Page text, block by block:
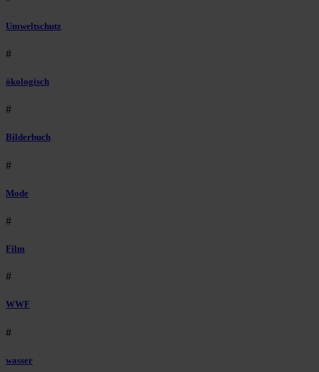
Umweltschutz
#
ökologisch
#
Bilderbuch
#
Mode
#
Film
#
WWF
#
wasser